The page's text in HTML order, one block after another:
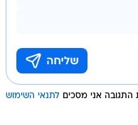
התגובה אני מסכים לתנאי השימוש